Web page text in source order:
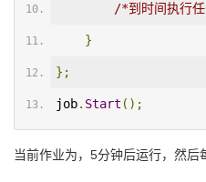
/*到时间执行
}
};
job. Start ();
当前作业为，5分钟后运行，然后